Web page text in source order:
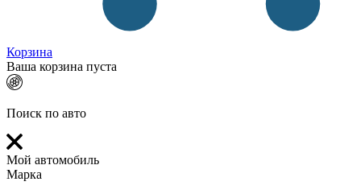
Корзина
Ваша корзина пуста
Поиск по авто
Мой автомобиль
Марка